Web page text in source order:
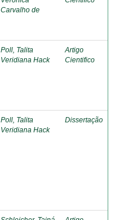
Carvalho de
Poll, Talita
Veridiana Hack
Artigo
Cientifico
Poll, Talita
Veridiana Hack
Dissertação